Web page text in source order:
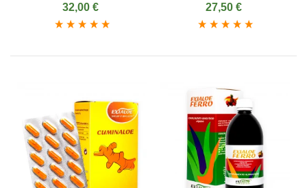
32,00 € 27,50 €